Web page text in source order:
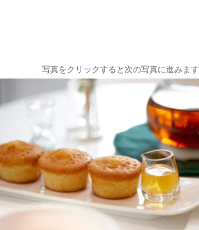
写真をクリックすると次の写真に進みます